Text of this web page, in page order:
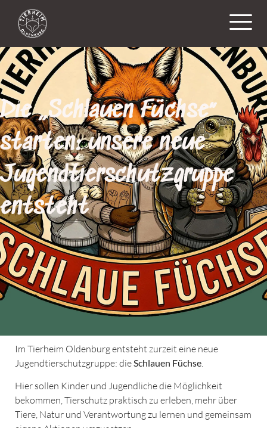
Die „Schlauen Füchse“
starten: unsere neue
Jugendtierschutzgruppe
entsteht
Im Tierheim Oldenburg entsteht zurzeit eine neue
Jugendtierschutzgruppe: dieSchlauen Füchse.
Hier sollen Kinder und Jugendliche die Möglichkeit
bekommen, Tierschutz praktisch zu erleben, mehr über
Tiere, Natur und Verantwortung zu lernen und gemeinsam